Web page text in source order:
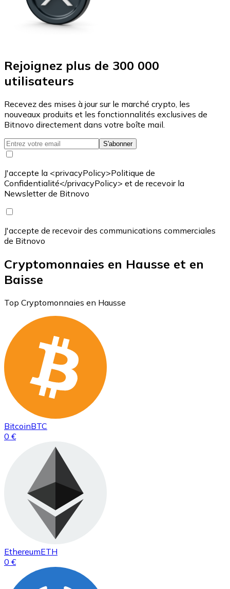
Rejoignez plus de 300 000
utilisateurs
Recevez des mises à jour sur le marché crypto, les
nouveaux produits et les fonctionnalités exclusives de
Bitnovo directement dans votre boîte mail.
S'abonner
J'accepte la <privacyPolicy>Politique de
Confidentialité</privacyPolicy> et de recevoir la
Newsletter de Bitnovo
J'accepte de recevoir des communications commerciales
de Bitnovo
Cryptomonnaies en Hausse et en
Baisse
Top Cryptomonnaies en Hausse
BitcoinBTC
0 €
EthereumETH
0 €